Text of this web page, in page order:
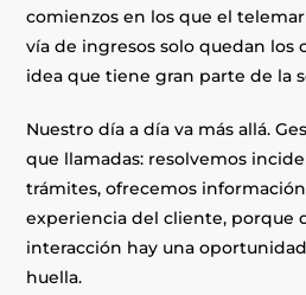
comienzos en los que el
vía de ingresos solo quedan los
idea que tiene gran parte de la
Nuestro día a día va más allá.
que llamadas: resolvemos
trámites, ofrecemos
experiencia del cliente, porque
interacción hay una
huella.